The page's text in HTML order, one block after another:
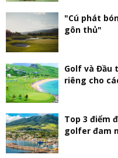
"Cú phát
gôn thủ"
Golf và Đầu
riêng cho
Top 3 điểm
golfer đam